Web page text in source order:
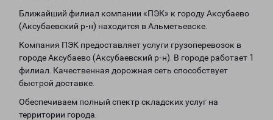
Ближайший филиал компании «ПЭК» к городу Аксубаево
(Аксубаевский р-н) находится в Альметьевске.
Компания ПЭК предоставляет услуги грузоперевозок в
городе Аксубаево (Аксубаевский р-н). В городе работает 1
филиал. Качественная дорожная сеть способствует
быстрой доставке.
Обеспечиваем полный спектр складских услуг на
территории города.